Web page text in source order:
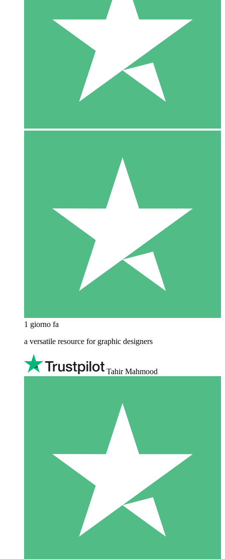
1 giorno fa
a versatile resource for graphic designers
Tahir Mahmood